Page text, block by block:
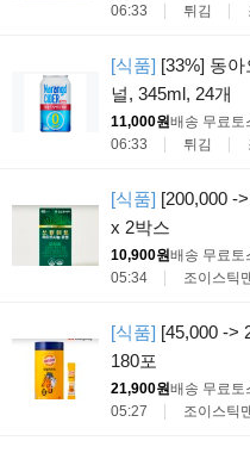
06:33
튀김
[식품] [33%] 동
널, 345ml, 24개
11,000원배송 무료토
06:33
튀김
[식품] [200,000 -
x 2박스
10,900원배송 무료토
05:34
조이스틱
[식품] [45,000 ->
180포
21,900원배송 무료토
05:27
조이스틱